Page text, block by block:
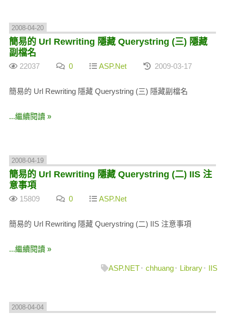
2008-04-20
簡易的 Url Rewriting 隱藏 Querystring (三) 隱藏
副檔名
22037 0 ASP.Net 2009-03-17
簡易的 Url Rewriting 隱藏 Querystring (三) 隱藏副檔名
...繼續閱讀 »
2008-04-19
簡易的 Url Rewriting 隱藏 Querystring (二) IIS 注
意事項
15809 0 ASP.Net
簡易的 Url Rewriting 隱藏 Querystring (二) IIS 注意事項
...繼續閱讀 »
ASP.NET chhuang Library IIS
2008-04-04